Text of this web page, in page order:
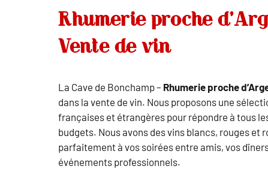
Rhumerie proche
Vente de vin
La Cave de Bonchamp – Rhumerie proche
dans la vente de vin. Nous proposons une
françaises et étrangères pour répondre à tous
budgets. Nous avons des vins blancs, rouges et
parfaitement à vos soirées entre amis, vos
événements professionnels.